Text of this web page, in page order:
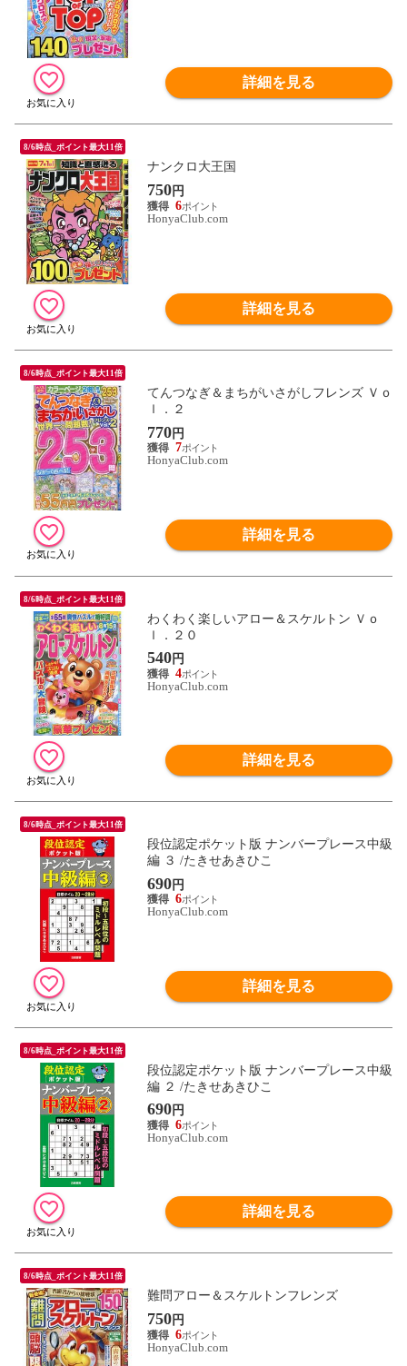
詳細を見る
8/6時点_ポイント最大11倍
ナンクロ大王国
750円
6
HonyaClub.com
詳細を見る
8/6時点_ポイント最大11倍
てんつなぎ＆まちがいさがしフレンズ Ｖｏ
ｌ．２
770円
7
HonyaClub.com
詳細を見る
8/6時点_ポイント最大11倍
わくわく楽しいアロー＆スケルトン Ｖｏ
ｌ．２０
540円
4
HonyaClub.com
詳細を見る
8/6時点_ポイント最大11倍
段位認定ポケット版 ナンバープレース中級
編 ３ /たきせあきひこ
690円
6
HonyaClub.com
詳細を見る
8/6時点_ポイント最大11倍
段位認定ポケット版 ナンバープレース中級
編 ２ /たきせあきひこ
690円
6
HonyaClub.com
詳細を見る
8/6時点_ポイント最大11倍
難問アロー＆スケルトンフレンズ
750円
6
HonyaClub.com